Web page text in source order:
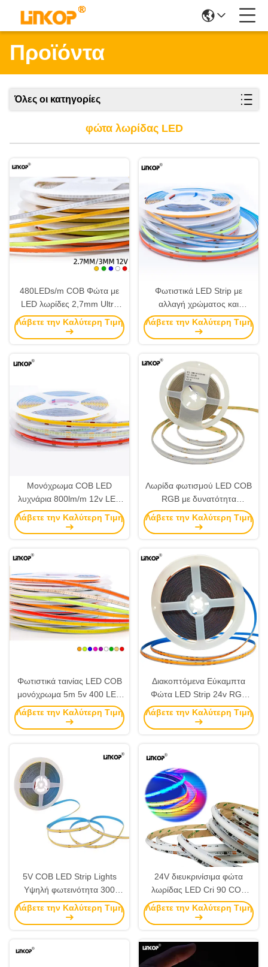
Προϊόντα
Όλες οι κατηγορίες
φώτα λωρίδας LED
480LEDs/m COB Φώτα με
LED λωρίδες 2,7mm Ultra
στενά Φώτα με LED λωρίδες
Λάβετε την Καλύτερη Τιμή
Φωτιστικά LED Strip με
αλλαγή χρώματος και
ρύθμιση έντασης 3000k
4500K 6000K
Λάβετε την Καλύτερη Τιμή
Μονόχρωμα COB LED
λυχνάρια 800lm/m 12v LED
λυχνάρια λυχνάρια Dimmable
Λάβετε την Καλύτερη Τιμή
Λωρίδα φωτισμού LED COB
RGB με δυνατότητα
ρύθμισης της έντασης, 24V,
Chip On Board
Λάβετε την Καλύτερη Τιμή
Φωτιστικά ταινίας LED COB
μονόχρωμα 5m 5v 400 LED
Αυτοκόλλητα LED Γραμμικά
Φώτα 800lm/m
Λάβετε την Καλύτερη Τιμή
Διακοπτόμενα Εύκαμπτα
Φώτα LED Strip 24v RGB
COB LED Light Strip 2700K-
6500K
Λάβετε την Καλύτερη Τιμή
5V COB LED Strip Lights
Υψηλή φωτεινότητα 300
Leds / M Μπορεί να κόψει
μονοχρωματική λωρίδα
Λάβετε την Καλύτερη Τιμή
24V διευκρινίσιμα φώτα
λωρίδας LED Cri 90 COB
Φώτα λωρίδας 180 μοίρες
γωνία δέσμης
Λάβετε την Καλύτερη Τιμή